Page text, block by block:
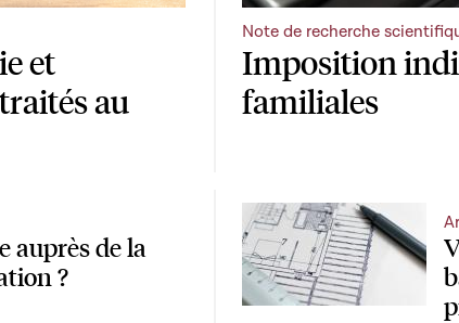
et
au
Imposition
familiales
Note de recherche
auprès de la
?